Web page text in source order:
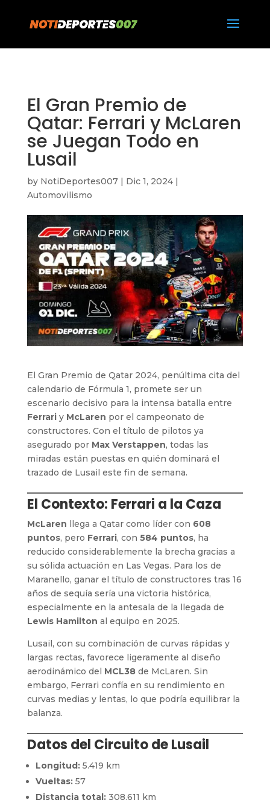
El Gran Premio de
Qatar: Ferrari y McLaren
se Juegan Todo en
Lusail
by NotiDeportes007| Dic 1, 2024|
Automovilismo
El Gran Premio de Qatar 2024, penúltima cita del
calendario de Fórmula 1, promete ser un
escenario decisivo para la intensa batalla entre
Ferrariy McLaren por el campeonato de
constructores. Con el título de pilotos ya
asegurado por Max Verstappen, todas las
miradas están puestas en quién dominará el
trazado de Lusail este fin de semana.
El Contexto: Ferrari a la Caza
McLaren llega a Qatar como líder con 608
puntos, pero Ferrari, con 584 puntos, ha
reducido considerablemente la brecha gracias a
su sólida actuación en Las Vegas. Para los de
Maranello, ganar el título de constructores tras 16
años de sequía sería una victoria histórica,
especialmente en la antesala de la llegada de
Lewis Hamilton al equipo en 2025.
Lusail, con su combinación de curvas rápidas y
largas rectas, favorece ligeramente al diseño
aerodinámico del MCL38de McLaren. Sin
embargo, Ferrari confía en su rendimiento en
curvas medias y lentas, lo que podría equilibrar la
balanza.
Datos del Circuito de Lusail
Longitud:5.419 km
Vueltas:57
Distancia total:308.611 km